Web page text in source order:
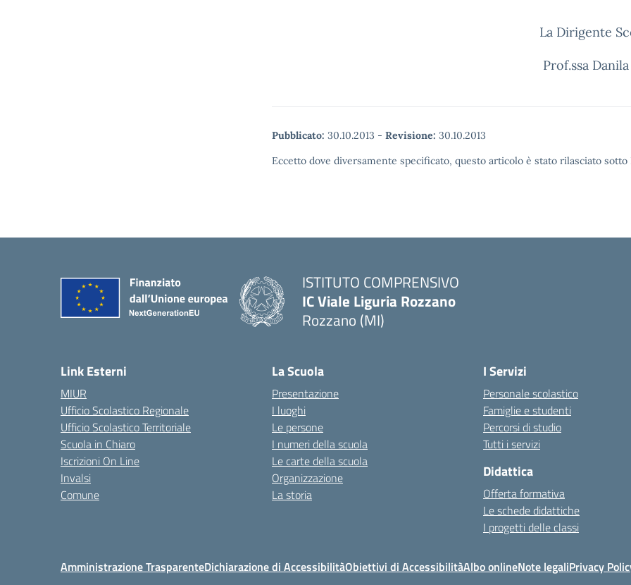
La Dirigente
Prof.ssa
Pubblicato: 30.10.2013 - Revisione: 30.10.2013
Eccetto dove diversamente specificato, questo articolo è stato rilasciato
ISTITUTO COMPRENSIVO
IC Viale Liguria Rozzano
Rozzano (MI)
Link Esterni
MIUR
Ufficio Scolastico Regionale
Ufficio Scolastico Territoriale
Scuola in Chiaro
Iscrizioni On Line
Invalsi
Comune
La Scuola
Presentazione
I luoghi
Le persone
I numeri della scuola
Le carte della scuola
Organizzazione
La storia
I Servizi
Personale scolastico
Famiglie e studenti
Percorsi di studio
Tutti i servizi
Didattica
Offerta formativa
Le schede didattiche
I progetti delle classi
Amministrazione TrasparenteDichiarazione di AccessibilitàObiettivi di AccessibilitàAlbo onlineNote legaliPrivacy